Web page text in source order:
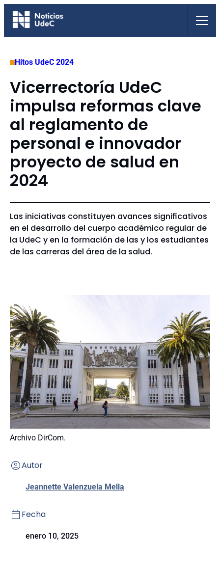
Saltar
Hitos UdeC 2024
Vicerrectoría UdeC
impulsa reformas clave
al reglamento de
personal e innovador
proyecto de salud en
2024
Las iniciativas constituyen avances significativos
en el desarrollo del cuerpo académico regular de
la UdeC y en la formación de las y los estudiantes
de las carreras del área de la salud.
Archivo DirCom.
Autor
Jeannette Valenzuela Mella
Fecha
enero 10, 2025